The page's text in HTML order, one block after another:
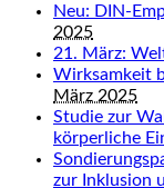
Neu: DIN-
2025
21. März:
Wirksamkeit
März 2025
Studie zur
körperliche
zur Inklusion